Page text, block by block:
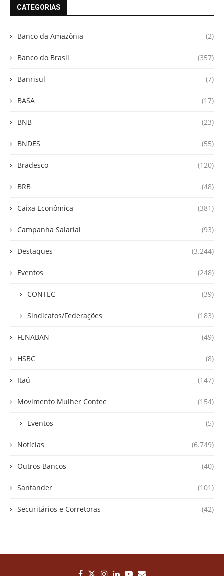
CATEGORIAS
Banco da Amazônia (2)
Banco do Brasil (357)
Banrisul (7)
BASA (17)
BNB (23)
BNDES (55)
Bradesco (120)
BRB (48)
Caixa Econômica (381)
Campanha Salarial (93)
Destaques (3.244)
Eventos (248)
CONTEC (39)
Sindicatos/Federações (183)
FENABAN (49)
HSBC (8)
Itaú (147)
Movimento Mulher Contec (154)
Eventos (5)
Notícias (6.749)
Outros Bancos (40)
Santander (101)
Securitários e Corretoras (42)